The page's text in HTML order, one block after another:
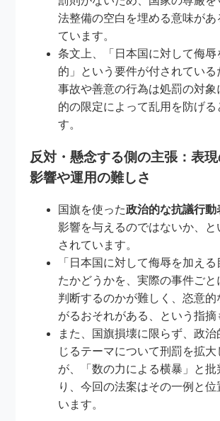
法整備の空白を埋める意味があ
ています。
条文上、「日本国に対して侮辱
的」という要件が付されている
事故や善意の行為は処罰の対象
的の限定によって乱用を防げる
す。
反対・懸念する側の主張：表
影響や運用の難しさ
国旗を使った政治的な抗議行動
影響を与えるのではないか、と
されています。
「日本国に対して侮辱を加え
たかどうかを、実際の事件ごと
判断するのかが難しく、恣意的
がるおそれがある、という指摘
また、国旗損壊に限らず、政治
じるテーマについて刑罰を拡大
が、「数の力による横暴」と批
り、今回の法案はその一例と位
います。